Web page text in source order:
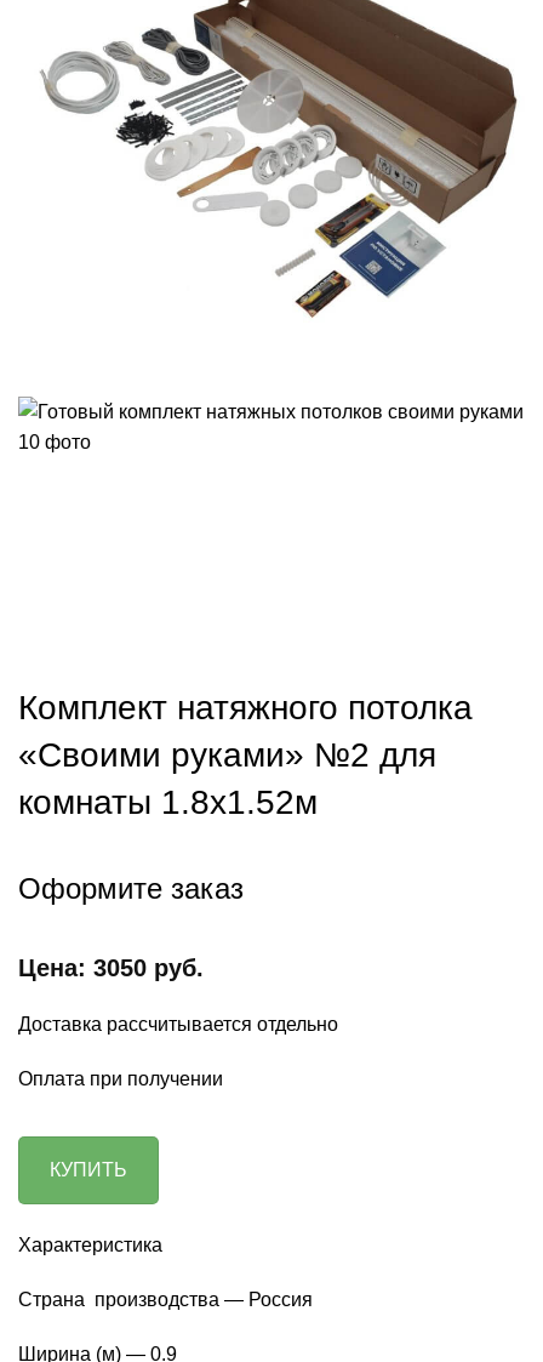
Комплект натяжного потолка
«Своими руками» №2 для
комнаты 1.8х1.52м
Оформите заказ
Цена: 3050 руб.
Доставка рассчитывается отдельно
Оплата при получении
КУПИТЬ
Характеристика
Страна производства — Россия
Ширина (м) — 0.9